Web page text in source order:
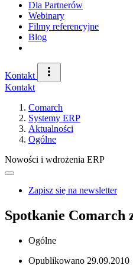
Dla Partnerów
Webinary
Filmy referencyjne
Blog
Kontakt
Kontakt
Comarch
Systemy ERP
Aktualności
Ogólne
Nowości i wdrożenia ERP
Zapisz się na newsletter
Spotkanie Comarch
Ogólne
Opublikowano 29.09.2010